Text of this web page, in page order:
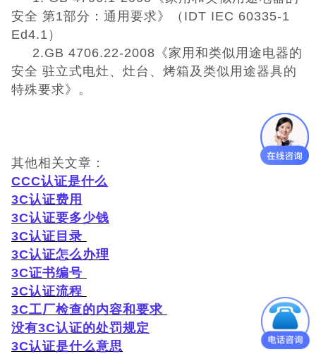
ECE认证
澳洲SAA认证
ISO体系认证
CCC认证
其它认证
收起菜单
©Danotest.Com
安全 第1部分：通用要求》（IDT IEC 60335-1
Ed4.1）
2.GB 4706.22-2008《家用和类似用途电器的
安全 驻立式电灶、灶台、烤箱及类似用途器具的
特殊要求》。
其他相关文章：
CCC认证是什么
3C认证费用
3C认证要多少钱
3C认证目录
3C认证怎么办理
3C证书编号
3C认证流程
3C工厂检查的内容和要求
没有3C认证的处罚规定
3C认证是什么意思